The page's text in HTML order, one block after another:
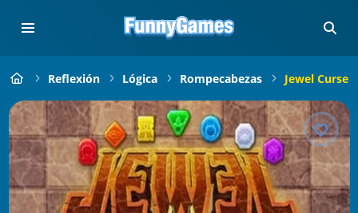
Reflexión Lógica Rompecabezas Jewel Curse